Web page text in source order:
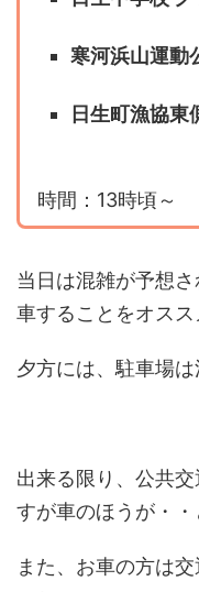
寒河浜山運
日生町漁協
時間：13時頃～
当日は混雑が予想
車することをオスス
夕方には、駐車場は
出来る限り、公共
すが車のほうが・・
また、お車の方は